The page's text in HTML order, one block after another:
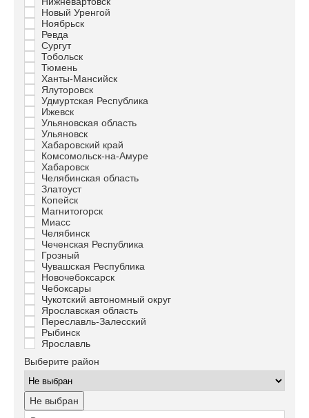
Новый Уренгой
Ноябрьск
Ревда
Сургут
Тобольск
Тюмень
Ханты-Мансийск
Ялуторовск
Удмуртская Республика
Ижевск
Ульяновская область
Ульяновск
Хабаровский край
Комсомольск-на-Амуре
Хабаровск
Челябинская область
Златоуст
Копейск
Магнитогорск
Миасс
Челябинск
Чеченская Республика
Грозный
Чувашская Республика
Новочебоксарск
Чебоксары
Чукотский автономный округ
Ярославская область
Переславль-Залесский
Рыбинск
Ярославль
Выберите район
Не выбран